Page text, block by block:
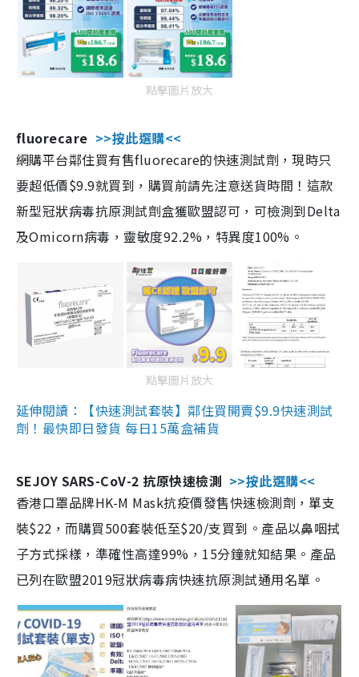
點擊圖片放大
fluorecare >>按此選購<<
網購平台鄰住買有售fluorecare的快速測試劑，現時只
要超低價$9.9就買到，購買前請先注意送貨時間！這款
新型冠狀病毒抗原測試劑盒獲歐盟認可，可檢測到Delta
及Omicorn病毒，靈敏度92.2%，特異度100%。
點擊圖片放大
延伸閱讀：【快速測試套裝】鄰住買開賣$9.9快速測試
劑！最快即日發貨 每日15萬盒補貨
SEJOY SARS-CoV-2 抗原快速檢測 >>按此選購<<
香港口罩品牌HK-M Mask抗疫價發售快速檢測劑，單支
裝$22，而購買500套裝低至$20/支買到。產品以鼻咽拭
子方式採樣，準確性高達99%，15分鐘就知結果。產品
已列在歐盟2019冠狀病毒病快速抗原測試通用名單。